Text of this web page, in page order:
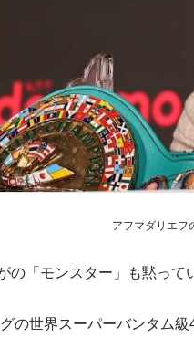
アフマダリエフ
「モンスター」も黙って
の世界スーパーバンタム